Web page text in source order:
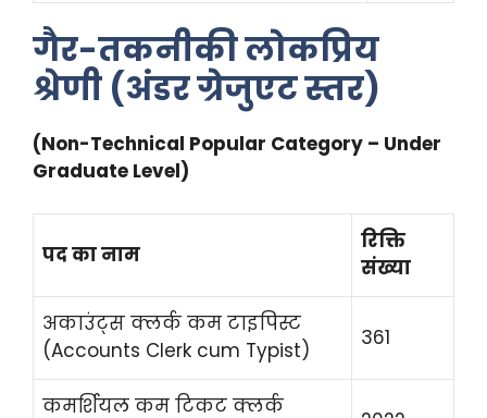
गैर-तकनीकी लोकप्रिय
श्रेणी (अंडर ग्रेजुएट स्तर)
(Non-Technical Popular Category – Under
Graduate Level)
पद का नाम
रिक्ति
संख्या
अकाउंट्स क्लर्क कम टाइपिस्ट
(Accounts Clerk cum Typist)
361
कमर्शियल कम टिकट क्लर्क